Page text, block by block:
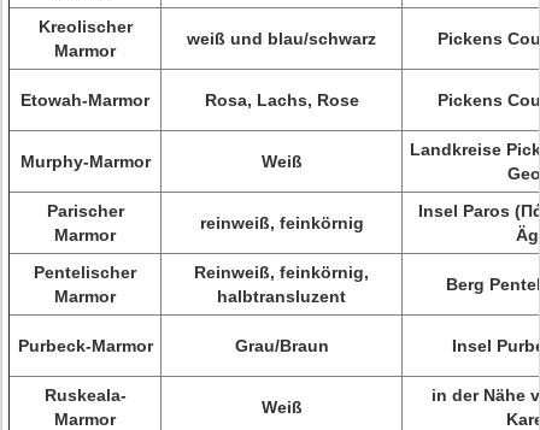
Kreolischer
Marmor
weiß und blau/schwarz Pickens
Etowah-Marmor Rosa, Lachs, Rose Pickens
Murphy-Marmor Weiß
Landkreise
Parischer
Marmor
reinweiß, feinkörnig
Insel Paros
Pentelischer
Marmor
Reinweiß, feinkörnig,
halbtransluzent
Berg
Purbeck-Marmor Grau/Braun Insel
Ruskeala-
Marmor
Weiß
in der Nähe